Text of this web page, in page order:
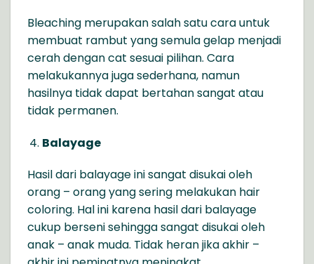
Bleaching merupakan salah satu cara untuk
membuat rambut yang semula gelap menjadi
cerah dengan cat sesuai pilihan. Cara
melakukannya juga sederhana, namun
hasilnya tidak dapat bertahan sangat atau
tidak permanen.
Balayage
Hasil dari balayage ini sangat disukai oleh
orang – orang yang sering melakukan hair
coloring. Hal ini karena hasil dari balayage
cukup berseni sehingga sangat disukai oleh
anak – anak muda. Tidak heran jika akhir –